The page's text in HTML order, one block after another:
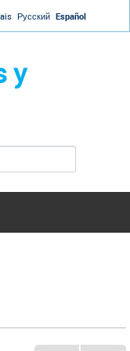
Русский Español
y